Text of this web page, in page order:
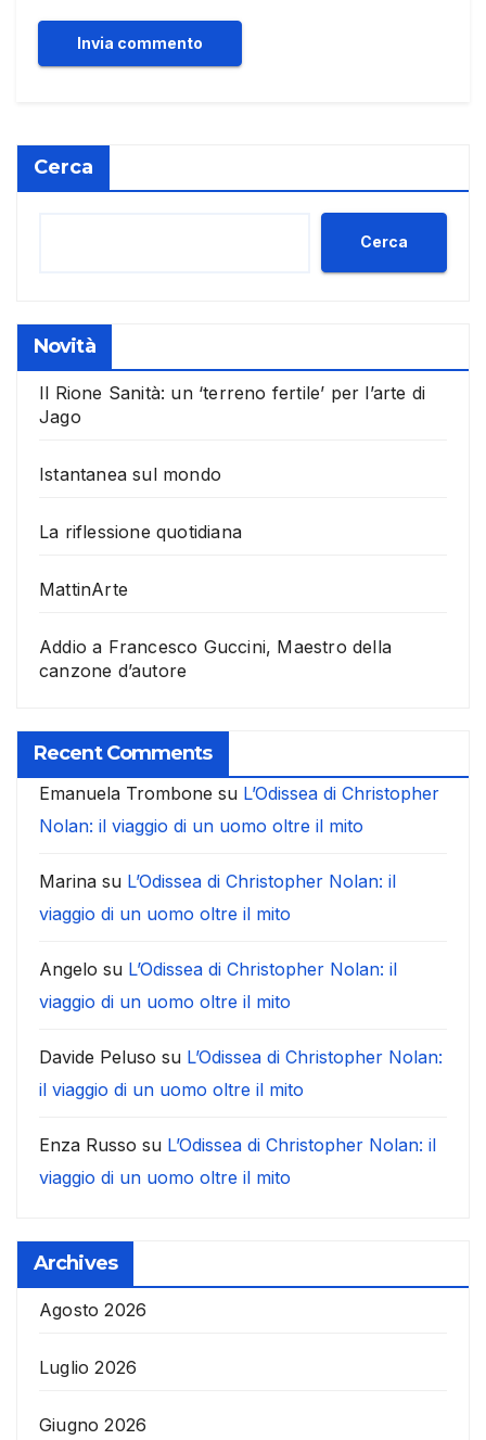
Cerca
Cerca
Novità
Il Rione Sanità: un ‘terreno fertile’ per l’arte di
Jago
Istantanea sul mondo
La riflessione quotidiana
MattinArte
Addio a Francesco Guccini, Maestro della
canzone d’autore
Recent Comments
Emanuela Trombone su L’Odissea di Christopher
Nolan: il viaggio di un uomo oltre il mito
Marina su L’Odissea di Christopher Nolan: il
viaggio di un uomo oltre il mito
Angelo su L’Odissea di Christopher Nolan: il
viaggio di un uomo oltre il mito
Davide Peluso su L’Odissea di Christopher Nolan:
il viaggio di un uomo oltre il mito
Enza Russo su L’Odissea di Christopher Nolan: il
viaggio di un uomo oltre il mito
Archives
Agosto 2026
Luglio 2026
Giugno 2026